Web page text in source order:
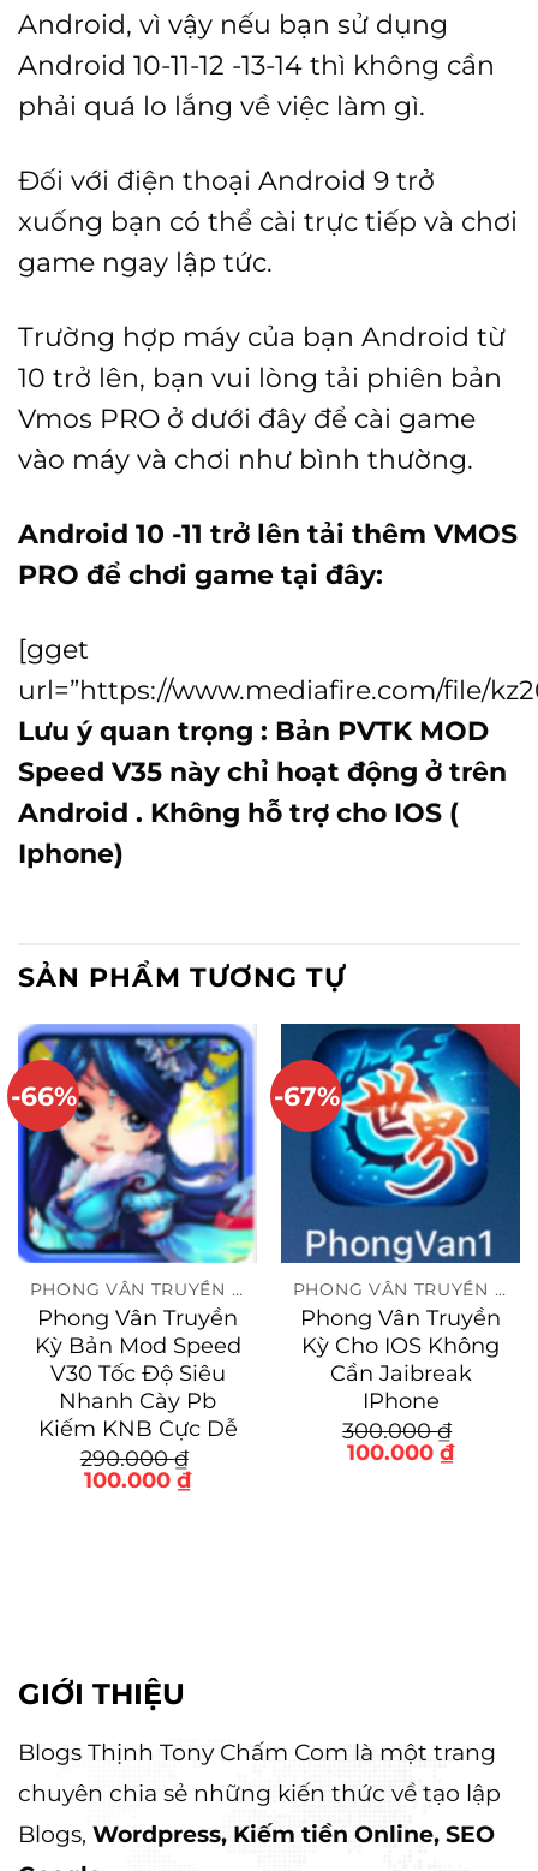
Android, vì vậy nếu bạn sử dụng
Android 10-11-12 -13-14 thì không cần
phải quá lo lắng về việc làm gì.
Đối với điện thoại Android 9 trở
xuống bạn có thể cài trực tiếp và chơi
game ngay lập tức.
Trường hợp máy của bạn Android từ
10 trở lên, bạn vui lòng tải phiên bản
Vmos PRO ở dưới đây để cài game
vào máy và chơi như bình thường.
Android 10 -11 trở lên tải thêm VMOS
PRO để chơi game tại đây:
[gget
url=”https://www.mediafire.com/file/
Lưu ý quan trọng : Bản PVTK MOD
Speed V35 này chỉ hoạt động ở trên
Android . Không hỗ trợ cho IOS (
Iphone)
SẢN PHẨM TƯƠNG TỰ
-66%
PHONG VÂN TRUYỀN KỲ
Phong Vân Truyền
Kỳ Bản Mod Speed
V30 Tốc Độ Siêu
Nhanh Cày Pb
Kiếm KNB Cực Dễ
290.000₫
Giá
100.000 ₫Giá
-67%
PHONG VÂN TRUYỀN KỲ
Phong Vân Truyền
Kỳ Cho IOS Không
Cần Jaibreak
IPhone
300.000₫
Giá
100.000 ₫Giá
GIỚI THIỆU
Blogs Thịnh Tony Chấm Com là một trang
chuyên chia sẻ những kiến thức về tạo lập
Blogs, Wordpress, Kiếm tiền Online, SEO